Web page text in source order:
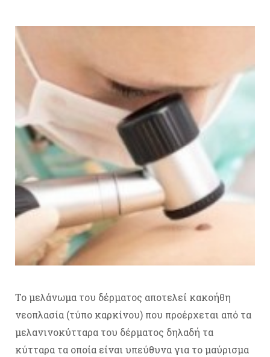
To μελάνωμα του δέρματος αποτελεί κακοήθη
νεοπλασία (τύπο καρκίνου) που προέρχεται από τα
μελανινοκύτταρα του δέρματος δηλαδή τα
κύτταρα τα οποία είναι υπεύθυνα για το μαύρισμα